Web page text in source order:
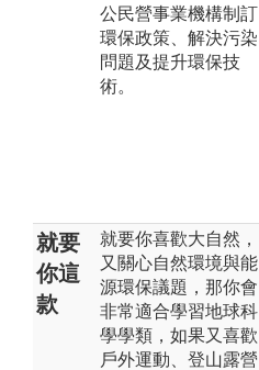
公民營事業機構制訂
環保政策、解決污染
問題及提升環保技
術。
就要
你這
款
就要你喜歡大自然，
又關心自然環境與能
源環保議題，那你會
非常適合學習地球科
學學類，如果又喜歡
戶外運動、登山露營